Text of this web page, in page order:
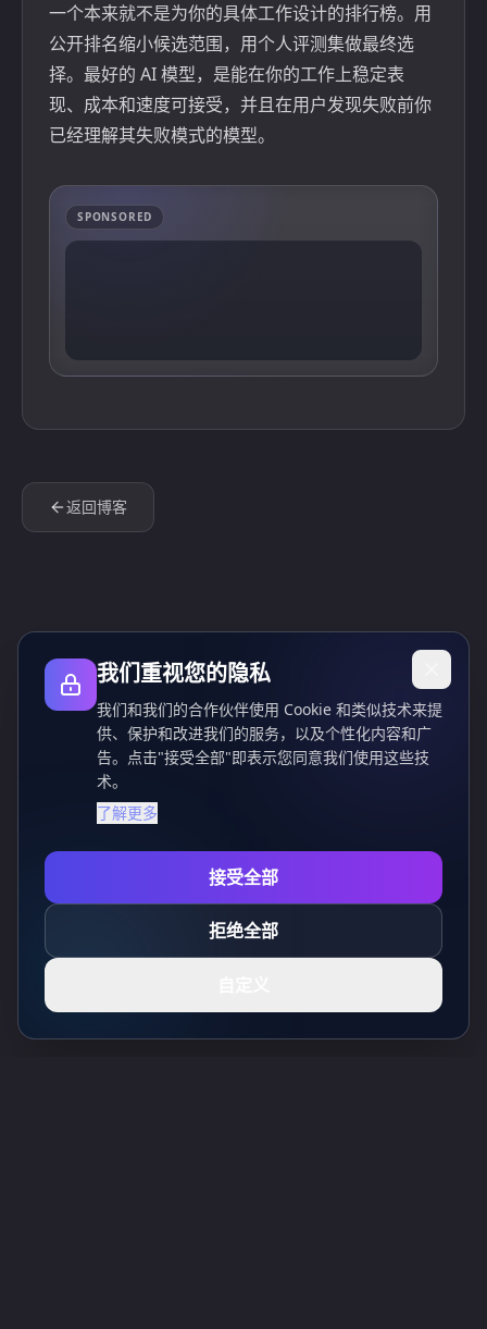
一个本来就不是为你的具体工作设计的排行榜。用
公开排名缩小候选范围，用个人评测集做最终选
择。最好的 AI 模型，是能在你的工作上稳定表
现、成本和速度可接受，并且在用户发现失败前你
已经理解其失败模式的模型。
SPONSORED
返回博客
我们重视您的隐私
我们和我们的合作伙伴使用 Cookie 和类似技术来提
供、保护和改进我们的服务，以及个性化内容和广
告。点击"接受全部"即表示您同意我们使用这些技
术。
了解更多
接受全部
拒绝全部